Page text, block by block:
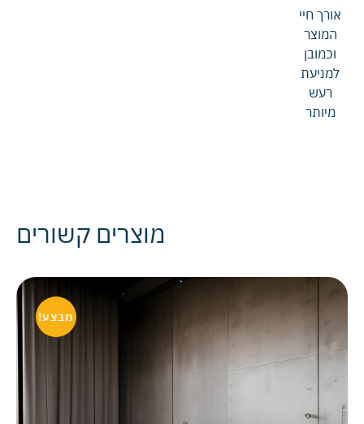
אורך חיי
המוצר
וכמובן
למניעת
רעש
מיותר
מוצרים קשורים
מבצע!